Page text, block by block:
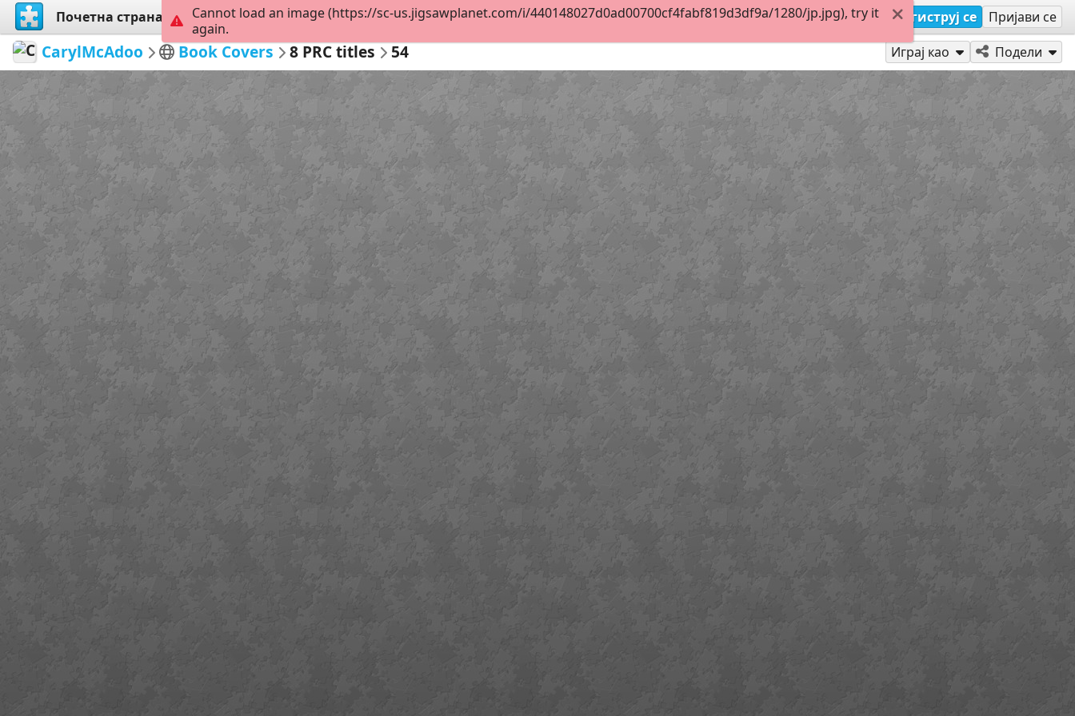
Почетна страна Истражи Креирај Региструј се Пријави се
CarylMcAdoo Book Covers 8 PRC titles 54 Играј као Подели
Cannot load an image (https://sc-us.jigsawplanet.com/i/440148027d0ad00700cf4fabf819d3df9a/1280/jp.jpg), try it
again.